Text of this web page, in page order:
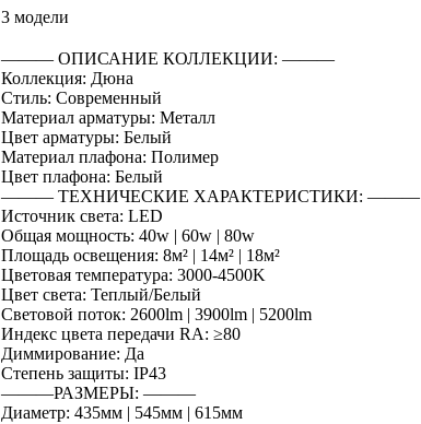
3 модели
――― ОПИСАНИЕ КОЛЛЕКЦИИ: ―――
Коллекция: Дюна
Стиль: Современный
Материал арматуры: Металл
Цвет арматуры: Белый
Материал плафона: Полимер
Цвет плафона: Белый
――― ТЕХНИЧЕСКИЕ ХАРАКТЕРИСТИКИ: ―――
Источник света: LED
Общая мощность: 40w | 60w | 80w
Площадь освещения: 8м² | 14м² | 18м²
Цветовая температура: 3000-4500K
Цвет света: Теплый/Белый
Световой поток: 2600lm | 3900lm | 5200lm
Индекс цвета передачи RA: ≥80
Диммирование: Да
Степень защиты: IP43
―――РАЗМЕРЫ: ―――
Диаметр: 435мм | 545мм | 615мм